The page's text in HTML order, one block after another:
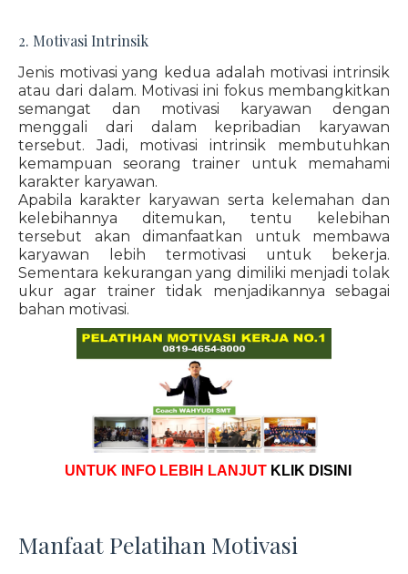
2. Motivasi Intrinsik
Jenis motivasi yang kedua adalah motivasi intrinsik
atau dari dalam. Motivasi ini fokus membangkitkan
semangat dan motivasi karyawan dengan
menggali dari dalam kepribadian karyawan
tersebut. Jadi, motivasi intrinsik membutuhkan
kemampuan seorang trainer untuk memahami
karakter karyawan.
Apabila karakter karyawan serta kelemahan dan
kelebihannya ditemukan, tentu kelebihan
tersebut akan dimanfaatkan untuk membawa
karyawan lebih termotivasi untuk bekerja.
Sementara kekurangan yang dimiliki menjadi tolak
ukur agar trainer tidak menjadikannya sebagai
bahan motivasi.
UNTUK INFO LEBIH LANJUT KLIK DISINI
Manfaat Pelatihan Motivasi